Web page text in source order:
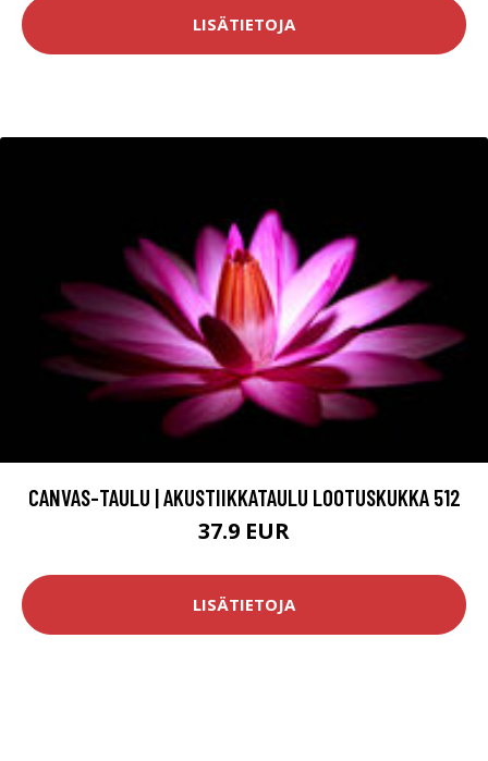
LISÄTIETOJA
CANVAS-TAULU | AKUSTIIKKATAULU LOOTUSKUKKA 512
37.9 EUR
LISÄTIETOJA